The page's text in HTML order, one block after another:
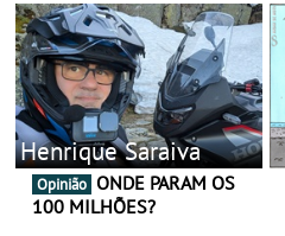
Henrique Saraiva
Opinião
100 MILHÕES?